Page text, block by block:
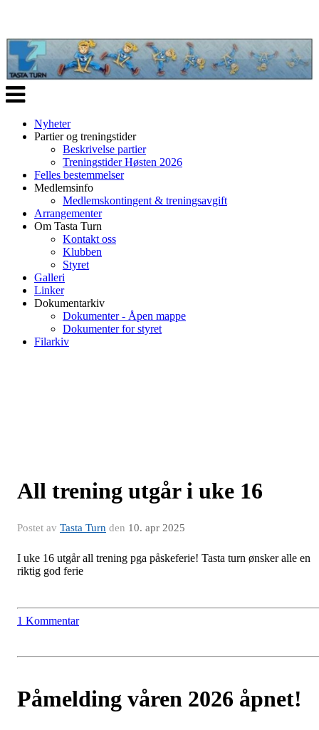
Veksle
navigasjon
Nyheter
Partier og treningstider
Beskrivelse partier
Treningstider Høsten 2026
Felles bestemmelser
Medlemsinfo
Medlemskontingent & treningsavgift
Arrangementer
Om Tasta Turn
Kontakt oss
Klubben
Styret
Galleri
Linker
Dokumentarkiv
Dokumenter - Åpen mappe
Dokumenter for styret
Filarkiv
All trening utgår i uke 16
Postet av Tasta Turn den 10. apr 2025
I uke 16 utgår all trening pga påskeferie! Tasta turn ønsker alle en
riktig god ferie
1 Kommentar
Påmelding våren 2026 åpnet!